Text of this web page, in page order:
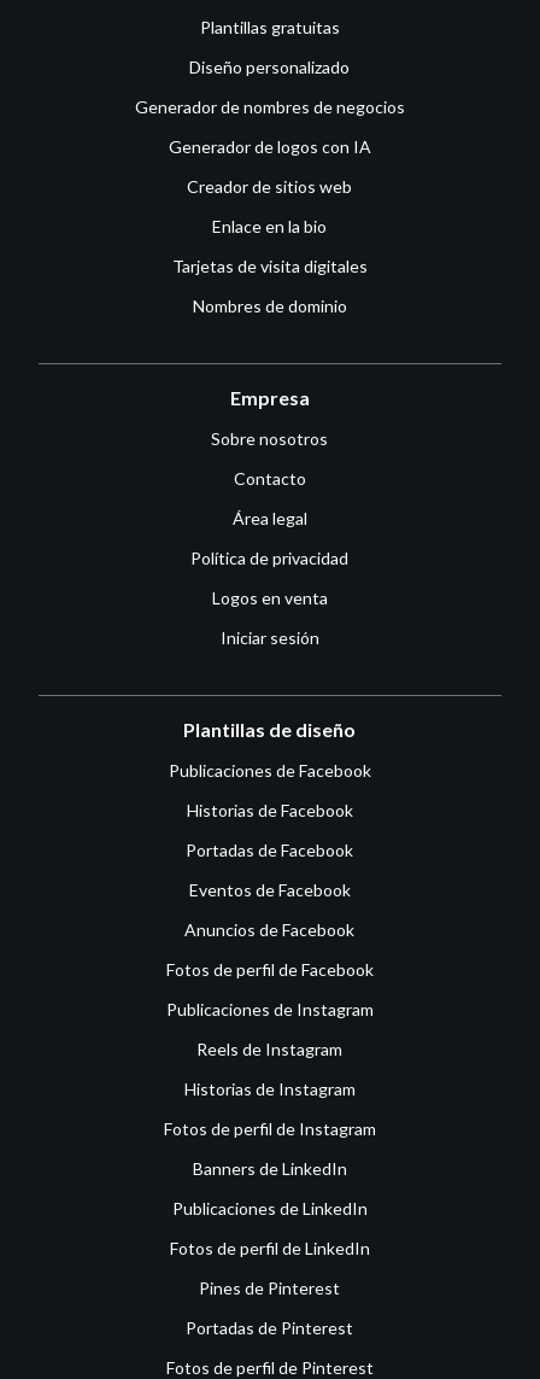
Plantillas gratuitas
Diseño personalizado
Generador de nombres de negocios
Generador de logos con IA
Creador de sitios web
Enlace en la bio
Tarjetas de visita digitales
Nombres de dominio
Empresa
Sobre nosotros
Contacto
Área legal
Política de privacidad
Logos en venta
Iniciar sesión
Plantillas de diseño
Publicaciones de Facebook
Historias de Facebook
Portadas de Facebook
Eventos de Facebook
Anuncios de Facebook
Fotos de perfil de Facebook
Publicaciones de Instagram
Reels de Instagram
Historias de Instagram
Fotos de perfil de Instagram
Banners de LinkedIn
Publicaciones de LinkedIn
Fotos de perfil de LinkedIn
Pines de Pinterest
Portadas de Pinterest
Fotos de perfil de Pinterest